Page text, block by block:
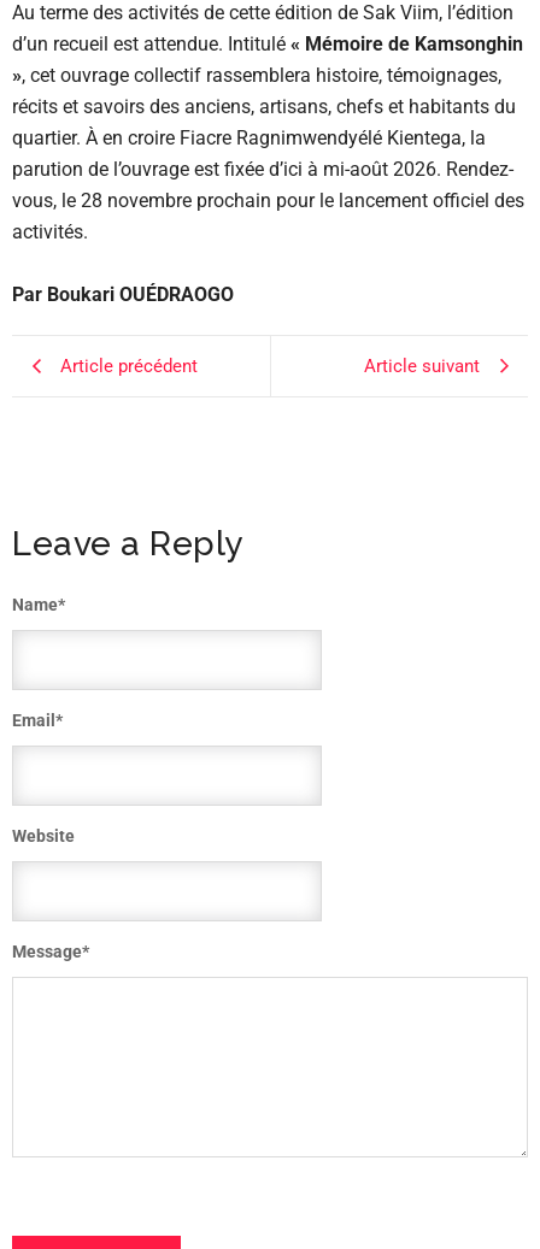
Au terme des activités de cette édition de Sak Viim, l’édition
d’un recueil est attendue. Intitulé « Mémoire de Kamsonghin
», cet ouvrage collectif rassemblera histoire, témoignages,
récits et savoirs des anciens, artisans, chefs et habitants du
quartier. À en croire Fiacre Ragnimwendyélé Kientega, la
parution de l’ouvrage est fixée d’ici à mi-août 2026. Rendez-
vous, le 28 novembre prochain pour le lancement officiel des
activités.
Par Boukari OUÉDRAOGO
Article précédent Article suivant
Leave a Reply
Message*
Name*
Email *
Website